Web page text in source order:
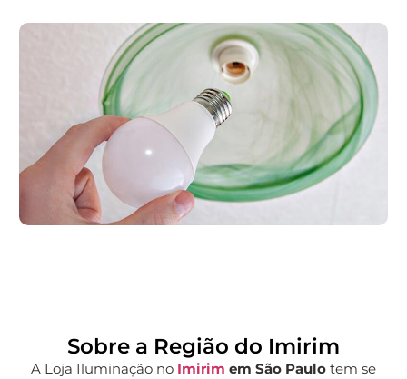
Sobre a Região do Imirim
A Loja Iluminação no Imirim em São Paulo tem se